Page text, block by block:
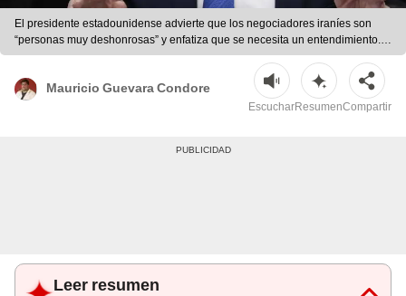
El presidente estadounidense advierte que los negociadores iraníes son
“personas muy deshonrosas” y enfatiza que se necesita un entendimiento.
Foto: AFP. | AFP
Mauricio Guevara Condore
EscucharResumenCompartir
Leer resumen